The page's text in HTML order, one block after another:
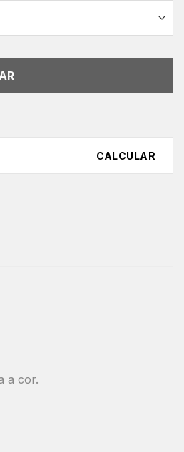
CALCULAR
a cor.